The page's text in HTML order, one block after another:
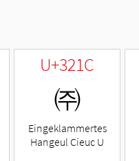
U+321C
㈜
Eingeklammertes
Hangeul Cieuc U